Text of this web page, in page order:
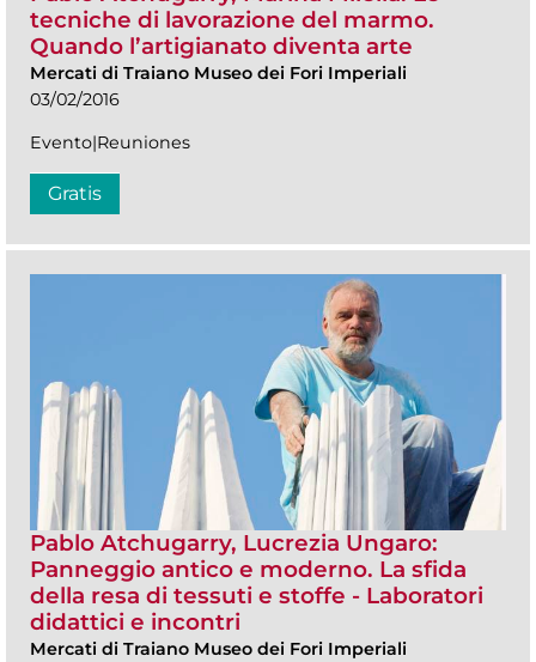
tecniche di lavorazione del marmo.
Quando l’artigianato diventa arte
Mercati di Traiano Museo dei Fori Imperiali
03/02/2016
Evento|Reuniones
Gratis
Pablo Atchugarry, Lucrezia Ungaro:
Panneggio antico e moderno. La sfida
della resa di tessuti e stoffe - Laboratori
didattici e incontri
Mercati di Traiano Museo dei Fori Imperiali